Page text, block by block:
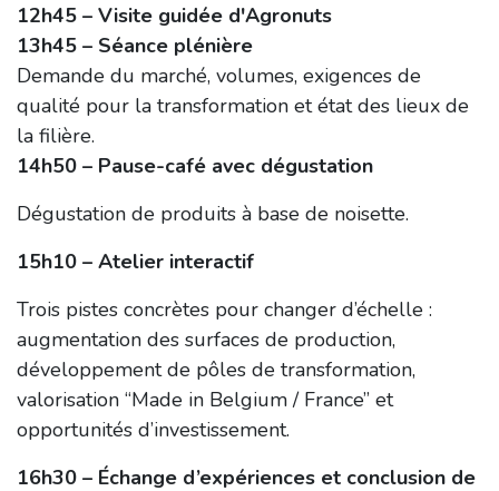
12h45 – Visite guidée d'Agronuts
13h45 – Séance plénière
Demande du marché, volumes, exigences de
qualité pour la transformation et état des lieux de
la filière.
14h50 – Pause-café avec dégustation
Dégustation de produits à base de noisette.
15h10 – Atelier interactif
Trois pistes concrètes pour changer d’échelle :
augmentation des surfaces de production,
développement de pôles de transformation,
valorisation “Made in Belgium / France” et
opportunités d’investissement.
16h30 – Échange d’expériences et conclusion de